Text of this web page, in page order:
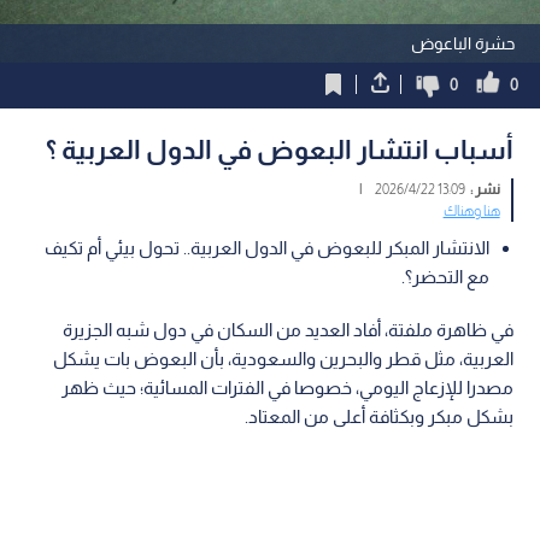
حشرة الباعوض
0
0
أسباب انتشار البعوض في الدول العربية ؟
نشر :13:09 2026/4/22
|
هنا وهناك
الانتشار المبكر للبعوض في الدول العربية.. تحول بيئي أم تكيف
مع التحضر؟.
في ظاهرة ملفتة، أفاد العديد من السكان في دول شبه الجزيرة
العربية، مثل قطر والبحرين والسعودية، بأن البعوض بات يشكل
مصدرا للإزعاج اليومي، خصوصا في الفترات المسائية؛ حيث ظهر
بشكل مبكر وبكثافة أعلى من المعتاد.